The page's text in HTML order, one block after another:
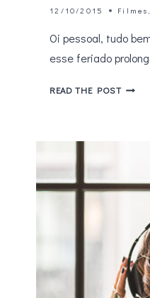
12/10/2015 Filmes ,
Oi pessoal, tudo
esse feriado
READ THE POST
ME